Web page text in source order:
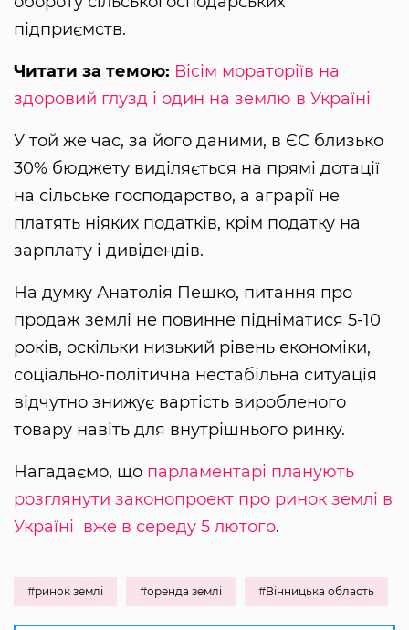
підприємств.
Читати за темою: Вісім мораторіїв на
здоровий глузд і один на землю в Україні
У той же час, за його даними, в ЄС близько
30% бюджету виділяється на прямі дотації
на сільське господарство, а аграрії не
платять ніяких податків, крім податку на
зарплату і дивідендів.
На думку Анатолія Пешко, питання про
продаж землі не повинне підніматися 5-10
років, оскільки низький рівень економіки,
соціально-політична нестабільна ситуація
відчутно знижує вартість виробленого
товару навіть для внутрішнього ринку.
Нагадаємо, що парламентарі планують
розглянути законопроект про ринок землі в
Україні вже в середу 5 лютого.
#ринок землі #оренда землі #Вінницька область